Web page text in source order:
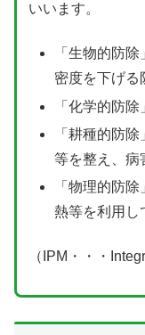
いいます。
「生物的防
密度を下げる
「化学的防
「耕種的防
等を整え、病
「物理的防
熱等を利用し
（IPM・・・